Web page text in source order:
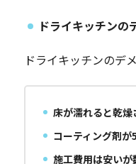
ドライキッチンの
ドライキッチンのデ
床が濡れると乾
コーティング剤
施工費用は安い